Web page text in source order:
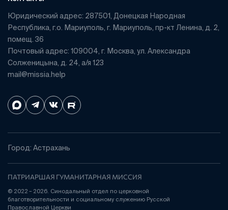
Юридический адрес: 287501, Донецкая Народная
Республика, г.о. Мариуполь, г. Мариуполь, пр-кт Ленина, д. 2,
помещ. 36
Почтовый адрес: 109004, г. Москва, ул. Александра
Солженицына, д. 24, а/я 123
mail@missia.help
Город: Астрахань
ПАТРИАРШАЯ ГУМАНИТАРНАЯ МИССИЯ
© 2022 – 2026. Синодальный отдел по церковной
благотворительности и социальному служению Русской
Православной Церкви